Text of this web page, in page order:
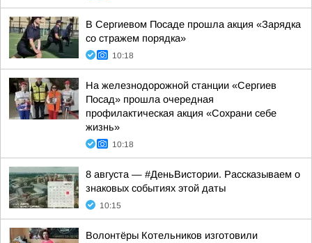
В Сергиевом Посаде прошла акция «Зарядка
со стражем порядка»
10:18
На железнодорожной станции «Сергиев
Посад» прошла очередная
профилактическая акция «Сохрани себе
жизнь»
10:18
8 августа — #ДеньВистории. Рассказываем о
знаковых событиях этой даты
10:15
Волонтёры Котельников изготовили